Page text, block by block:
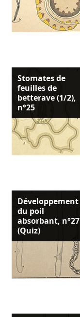
Stomates de
feuilles de
betterave (1/2),
n°25
Développement
du poil
absorbant, n°27
(Quiz)